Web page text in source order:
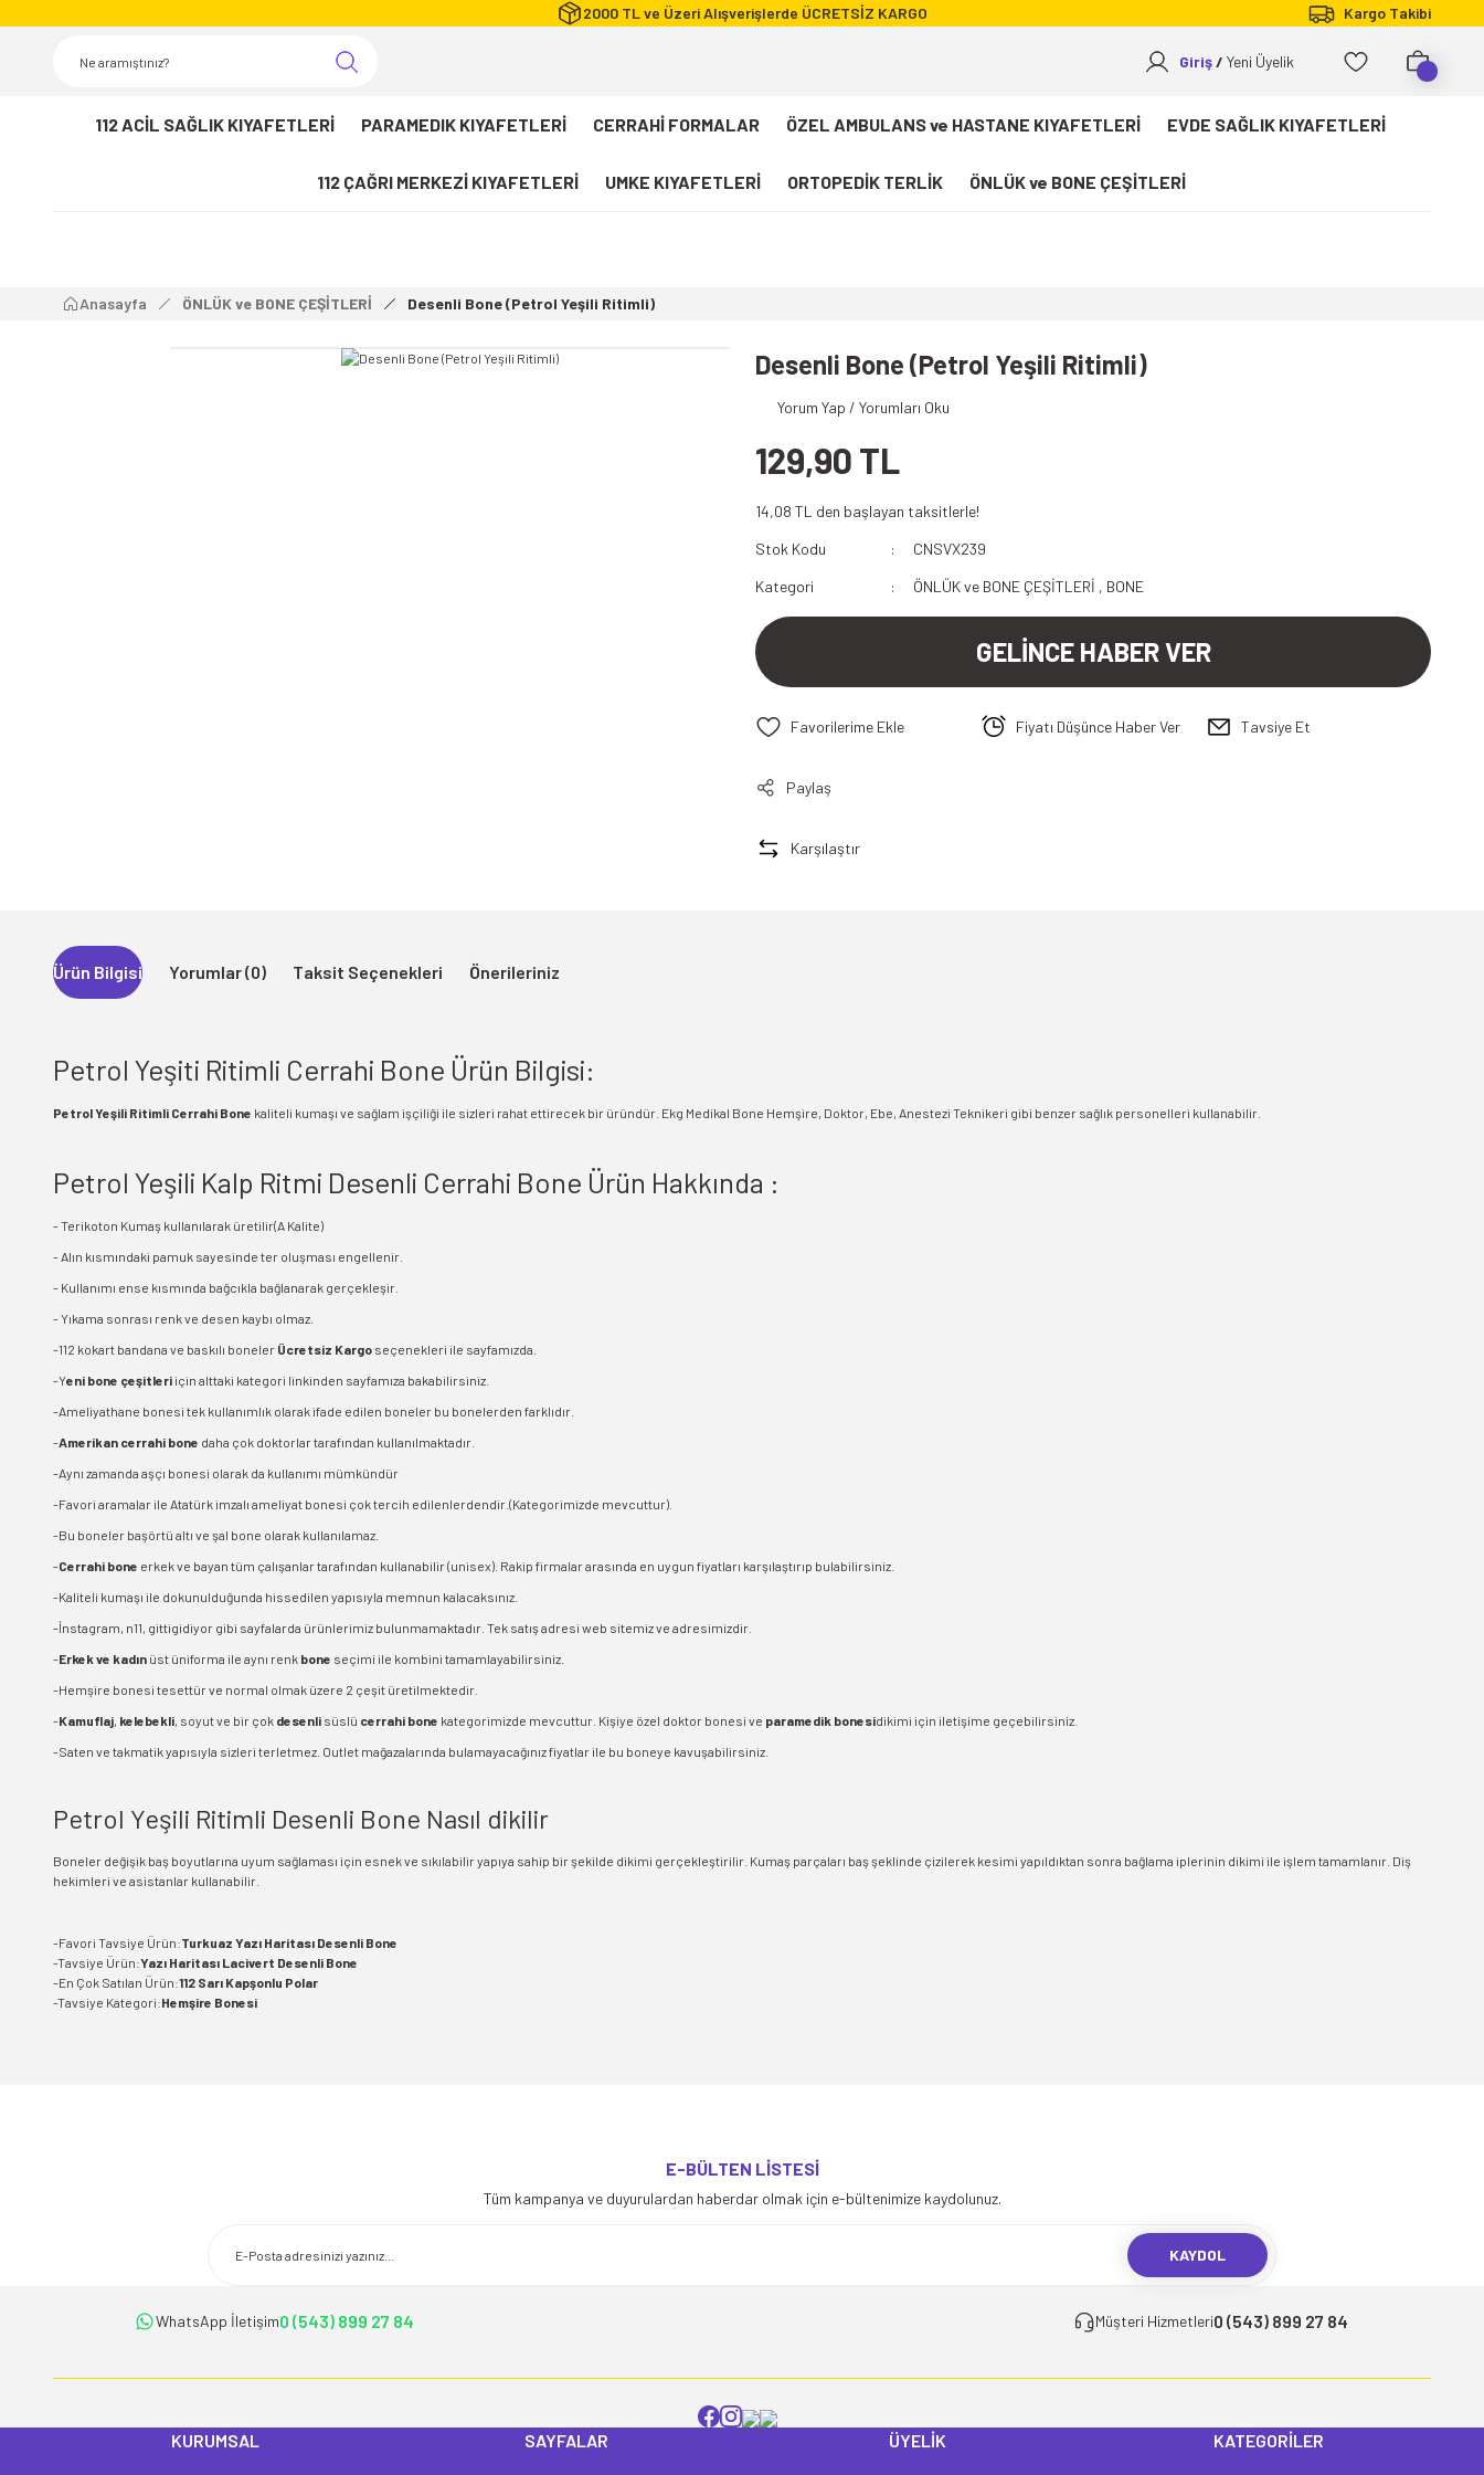
2000 TL ve Üzeri Alışverişlerde ÜCRETSİZ KARGO Kargo Takibi
Giriş Yeni Üyelik
112 ACİL SAĞLIK KIYAFETLERİ PARAMEDIK KIYAFETLERİ CERRAHİ FORMALAR ÖZEL AMBULANS ve HASTANE KIYAFETLERİ EVDE SAĞLIK KIYAFETLERİ
112 ÇAĞRI MERKEZİ KIYAFETLERİ UMKE KIYAFETLERİ ORTOPEDİK TERLİK ÖNLÜK ve BONE ÇEŞİTLERİ
Paramedik T-shirt
112 Paramedik Yelek
112 Acil Sağlık Polar
Paramedik Swit
Anasayfa ÖNLÜK ve BONE ÇEŞİTLERİ Desenli Bone (Petrol Yeşili Ritimli)
Desenli Bone (Petrol Yeşili Ritimli)
Yorum Yap / Yorumları Oku
129,90 TL
14,08 TL den başlayan taksitlerle!
Stok Kodu
CNSVX239
Kategori
ÖNLÜK ve BONE ÇEŞİTLERİ , BONE
GELİNCE HABER VER
Fiyatı Düşünce Haber Ver Tavsiye Et
Paylaş
Karşılaştır
Ürün Bilgisi Yorumlar (0) Taksit Seçenekleri Önerileriniz
Petrol Yeşiti Ritimli Cerrahi Bone Ürün Bilgisi:
Petrol Yeşili Ritimli Cerrahi Bone kaliteli kumaşı ve sağlam işçiliği ile sizleri rahat ettirecek bir üründür. Ekg Medikal Bone Hemşire, Doktor, Ebe, Anestezi Teknikeri gibi benzer sağlık personelleri kullanabilir.
Petrol Yeşili Kalp Ritmi Desenli Cerrahi Bone Ürün Hakkında :
- Terikoton Kumaş kullanılarak üretilir(A Kalite)
- Alın kısmındaki pamuk sayesinde ter oluşması engellenir.
- Kullanımı ense kısmında bağcıkla bağlanarak gerçekleşir.
- Yıkama sonrası renk ve desen kaybı olmaz.
-112 kokart bandana ve baskılı boneler Ücretsiz Kargo seçenekleri ile sayfamızda.
-Yeni bone çeşitleriiçin alttaki kategori linkinden sayfamıza bakabilirsiniz.
-Ameliyathane bonesi tek kullanımlık olarak ifade edilen boneler bu bonelerden farklıdır.
-Amerikan cerrahi bone daha çok doktorlar tarafından kullanılmaktadır.
-Aynı zamanda aşçı bonesi olarak da kullanımı mümkündür
-Favori aramalar ile Atatürk imzalı ameliyat bonesi çok tercih edilenlerdendir.(Kategorimizde mevcuttur).
-Bu boneler başörtü altı ve şal bone olarak kullanılamaz.
-Cerrahi bone erkek ve bayan tüm çalışanlar tarafından kullanabilir (unisex). Rakip firmalar arasında en uygun fiyatları karşılaştırıp bulabilirsiniz.
-Kaliteli kumaşı ile dokunulduğunda hissedilen yapısıyla memnun kalacaksınız.
-İnstagram, n11, gittigidiyor gibi sayfalarda ürünlerimiz bulunmamaktadır. Tek satış adresi web sitemiz ve adresimizdir.
-Erkek ve kadın üst üniforma ile aynı renk bone seçimi ile kombini tamamlayabilirsiniz.
-Hemşire bonesi tesettür ve normal olmak üzere 2 çeşit üretilmektedir.
-Kamuflaj, kelebekli, soyut ve bir çok desenli süslü cerrahi bone kategorimizde mevcuttur. Kişiye özel doktor bonesi ve paramedik bonesidikimi için iletişime geçebilirsiniz.
-Saten ve takmatik yapısıyla sizleri terletmez. Outlet mağazalarında bulamayacağınız fiyatlar ile bu boneye kavuşabilirsiniz.
Petrol Yeşili Ritimli Desenli Bone Nasıl dikilir
Boneler değişik baş boyutlarına uyum sağlaması için esnek ve sıkılabilir yapıya sahip bir şekilde dikimi gerçekleştirilir. Kumaş parçaları baş şeklinde çizilerek kesimi yapıldıktan sonra bağlama iplerinin dikimi ile işlem tamamlanır. Diş
hekimleri ve asistanlar kullanabilir.
-Favori Tavsiye Ürün:Turkuaz Yazı Haritası Desenli Bone
-Tavsiye Ürün:Yazı Haritası Lacivert Desenli Bone
-En Çok Satılan Ürün:112 Sarı Kapşonlu Polar
-Tavsiye Kategori:Hemşire Bonesi
Ürün açıklamasında eksik bilgiler bulunuyor.
Ürün fiyatı diğer sitelerden daha pahalı.
E-BÜLTEN LİSTESİ
Tüm kampanya ve duyurulardan haberdar olmak için e-bültenimize kaydolunuz.
KAYDOL
WhatsApp İletişim0 (543) 899 27 84 Müşteri Hizmetleri0 (543) 899 27 84
KURUMSAL SAYFALAR ÜYELİK KATEGORİLER